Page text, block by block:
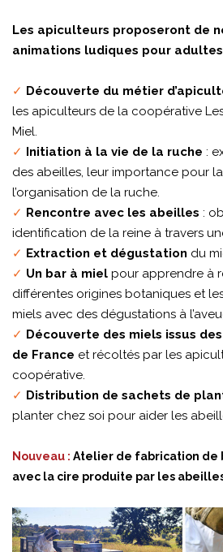
Les apiculteurs proposeront de
animations ludiques pour
✓ Découverte du métier
les apiculteurs de la coopérative
Miel.
✓ Initiation à la vie de la ruche :
des abeilles, leur importance pour
l’organisation de la ruche.
✓ Rencontre avec les abeilles :
identification de la reine à travers
✓ Extraction et dégustation du
✓ Un bar à miel pour apprendre à
différentes origines botaniques et
miels avec des dégustations à
✓ Découverte des miels issus
de France et récoltés par les
coopérative.
✓ Distribution de sachets de
planter chez soi pour aider les
Nouveau : Atelier de fabrication de
avec la cire produite par les